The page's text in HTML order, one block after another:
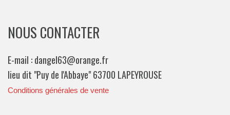
NOUS CONTACTER
E-mail : dangel63@orange.fr
lieu dit "Puy de l'Abbaye" 63700 LAPEYROUSE
Conditions générales de vente